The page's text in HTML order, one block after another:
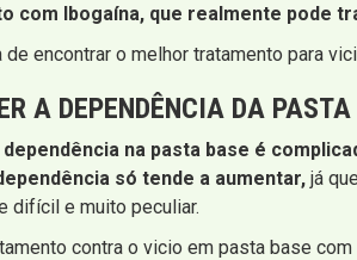
com Ibogaína, que realmente pode
de encontrar o melhor tratamento para
A DEPENDÊNCIA DA
na pasta base é
só tende a aumentar, já
difícil e muito peculiar.
contra o vicio em pasta base